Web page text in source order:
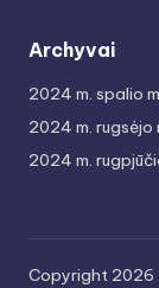
Archyvai
2024 m. spalio
2024 m. rugsėjo
2024 m.
Copyright 2026